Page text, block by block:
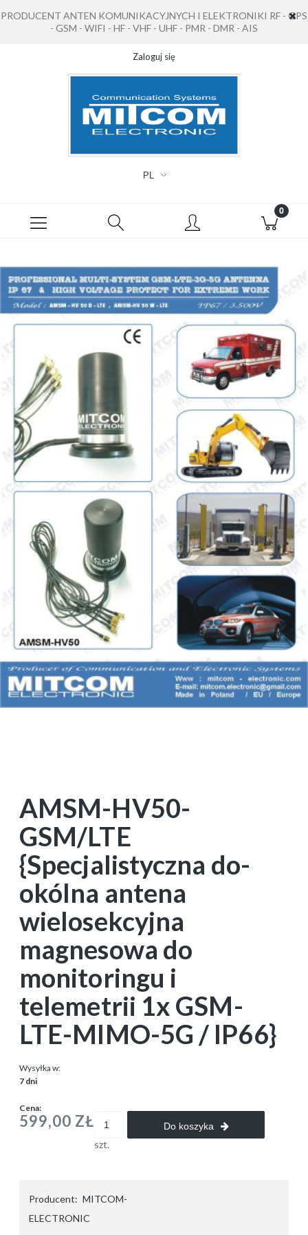
PRODUCENT ANTEN KOMUNIKACYJNYCH I ELEKTRONIKI RF - GPS
- GSM - WIFI - HF - VHF - UHF - PMR - DMR - AIS
Zaloguj się
AMSM-HV50-
GSM/LTE
{Specjalistyczna do-
okólna antena
wielosekcyjna
magnesowa do
monitoringu i
telemetrii 1x GSM-
LTE-MIMO-5G / IP66}
Wysyłka w:
7 dni
Cena:
599,00 ZŁ
szt.
Do koszyka
Producent: MITCOM-
ELECTRONIC